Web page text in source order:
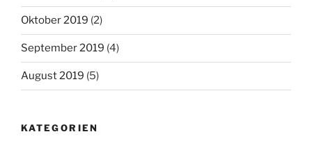
Oktober 2019 (2)
September 2019 (4)
August 2019 (5)
KATEGORIEN